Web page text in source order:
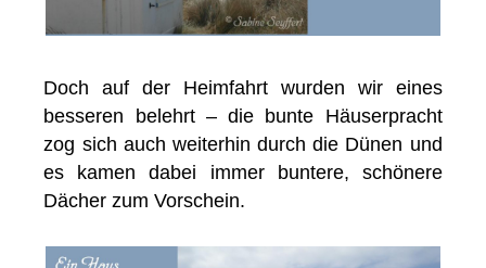
Doch auf der Heimfahrt wurden wir eines
besseren belehrt – die bunte Häuserpracht
zog sich auch weiterhin durch die Dünen und
es kamen dabei immer buntere, schönere
Dächer zum Vorschein.